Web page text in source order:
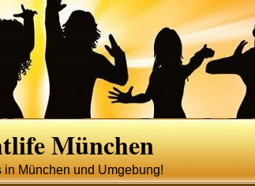
München
in München und Umgebung!